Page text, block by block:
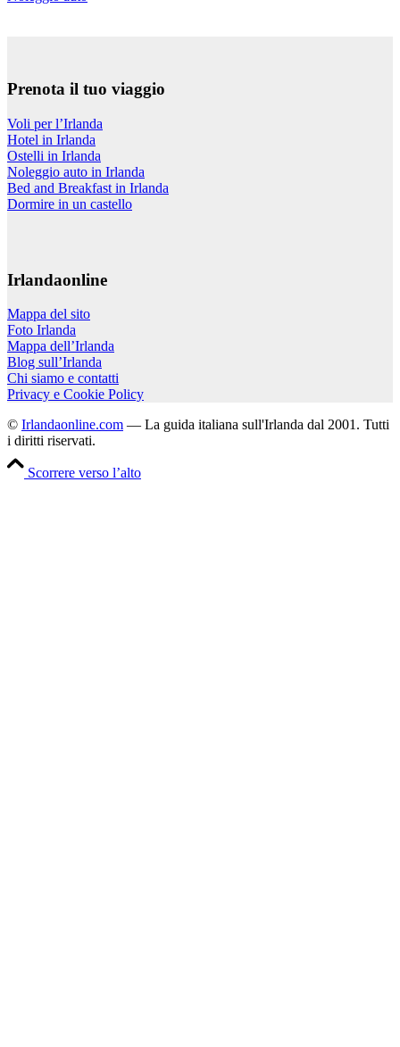
Prenota il tuo viaggio
Voli per l’Irlanda
Hotel in Irlanda
Ostelli in Irlanda
Noleggio auto in Irlanda
Bed and Breakfast in Irlanda
Dormire in un castello
Irlandaonline
Mappa del sito
Foto Irlanda
Mappa dell’Irlanda
Blog sull’Irlanda
Chi siamo e contatti
Privacy e Cookie Policy
© Irlandaonline.com — La guida italiana sull'Irlanda dal 2001. Tutti
i diritti riservati.
Scorrere verso l’alto